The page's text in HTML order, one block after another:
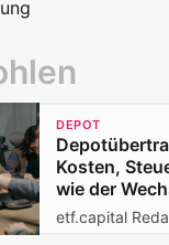
statt Alles-
DEPOT
Kosten,
wie der
etf.capital